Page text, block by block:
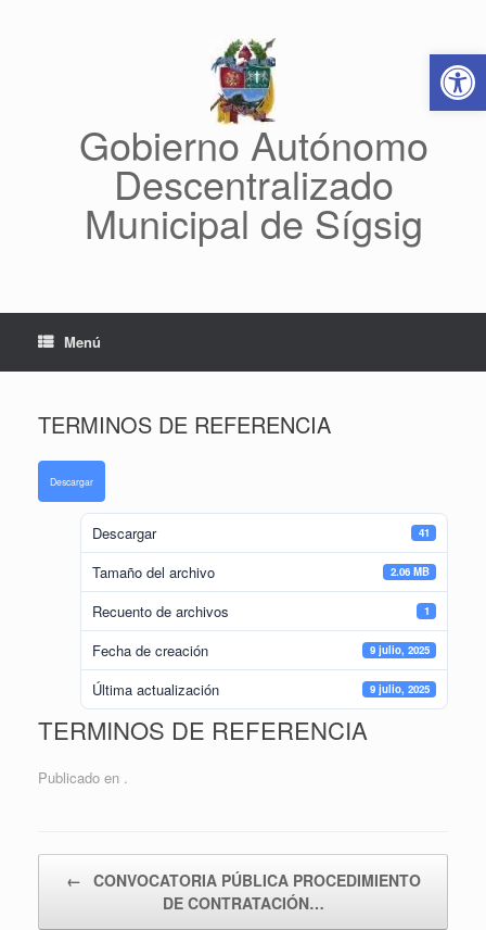
Abrir
Gobierno Autónomo
Descentralizado
Municipal de Sígsig
Menú
TERMINOS DE REFERENCIA
Descargar
Descargar 41
Tamaño del archivo 2.06 MB
Recuento de archivos 1
Fecha de creación 9 julio, 2025
Última actualización 9 julio, 2025
TERMINOS DE REFERENCIA
Publicado en .
← CONVOCATORIA PÚBLICA PROCEDIMIENTO
DE CONTRATACIÓN…